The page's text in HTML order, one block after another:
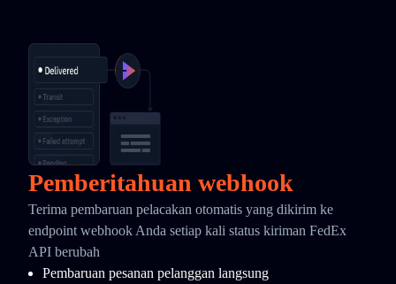
Pemberitahuan webhook
Terima pembaruan pelacakan otomatis yang dikirim ke
endpoint webhook Anda setiap kali status kiriman FedEx
API berubah
Pembaruan pesanan pelanggan langsung